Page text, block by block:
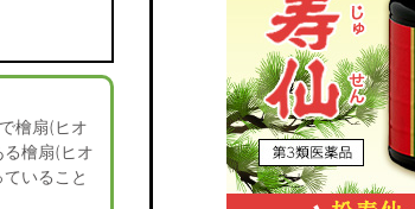
檜扇(ヒオ
檜扇(ヒオ
いること